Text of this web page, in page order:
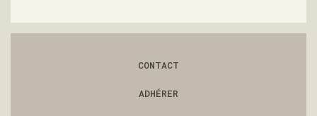
CONTACT
ADHÉRER